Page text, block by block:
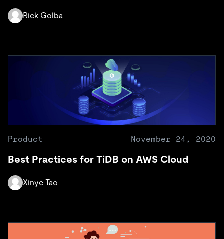
Rick Golba
Product November 24, 2020
Best Practices for TiDB on AWS Cloud
Xinye Tao